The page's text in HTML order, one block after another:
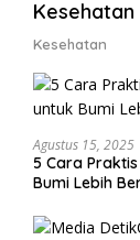
Kesehatan
Kesehatan
Agustus 15, 2025
5 Cara
Bumi Lebih